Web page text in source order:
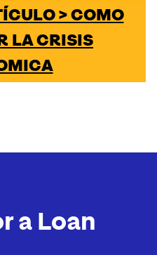
> COMO
LA CRISIS
a Loan